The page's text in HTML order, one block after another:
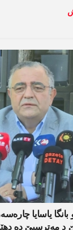
یاسایا
د مەترسیێ دە